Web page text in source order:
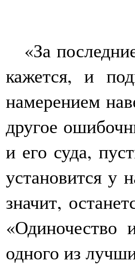
«За
кажется, и
намерением
другое
и его суда,
установится у
значит,
«Одиночество
одного из